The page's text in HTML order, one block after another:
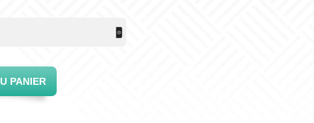
PANIER